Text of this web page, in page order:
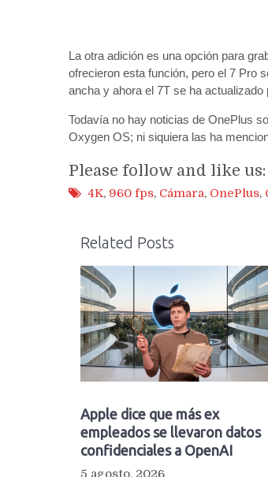
La otra adición es una opción para
ofrecieron esta función, pero el 7 Pro
ancha y ahora el 7T se ha
Todavía no hay noticias de OnePlus
Oxygen OS; ni siquiera las ha
Please follow and like us:
4K, 960 fps, Cámara, OnePlus,
Related Posts
Apple dice que más ex
empleados se llevaron datos
confidenciales a OpenAI
5 agosto, 2026